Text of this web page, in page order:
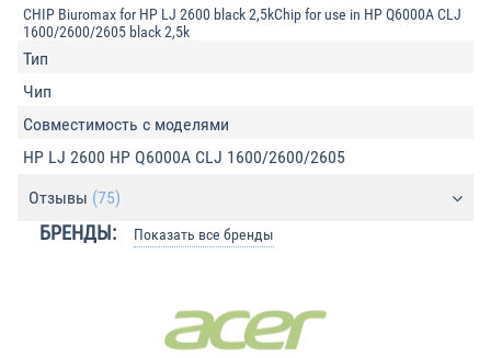
CHIP Biuromax for HP LJ 2600 black 2,5kChip for use in HP Q6000A CLJ
1600/2600/2605 black 2,5k
Тип
Чип
Совместимость с моделями
HP LJ 2600 HP Q6000A CLJ 1600/2600/2605
Отзывы (75)
БРЕНДЫ: Показать все бренды